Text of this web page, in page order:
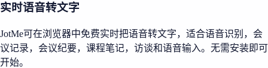
实时语音转文字
JotMe可在浏览器中免费实时把语音转文字，适合语音识别，会
议记录，会议纪要，课程笔记，访谈和语音输入。无需安装即可
开始。